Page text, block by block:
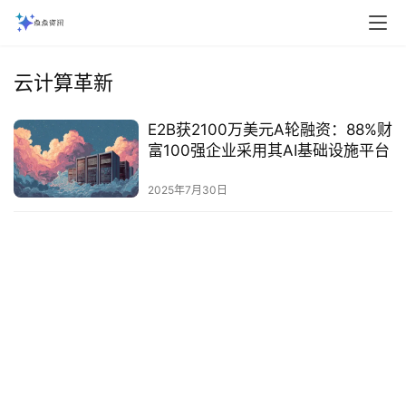
云计算革新
E2B获2100万美元A轮融资：88%财
富100强企业采用其AI基础设施平台‌
2025年7月30日